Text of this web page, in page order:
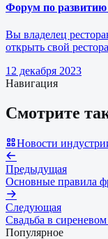
Форум по развитию
Вы владелец
открыть свой
12 декабря 2023
Навигация
Смотрите
Новости
Предыдущая
Основные правила
Следующая
Свадьба в
Популярное